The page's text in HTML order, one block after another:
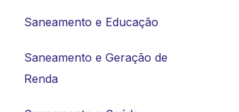
Saneamento e Educação
Saneamento e Geração de
Renda